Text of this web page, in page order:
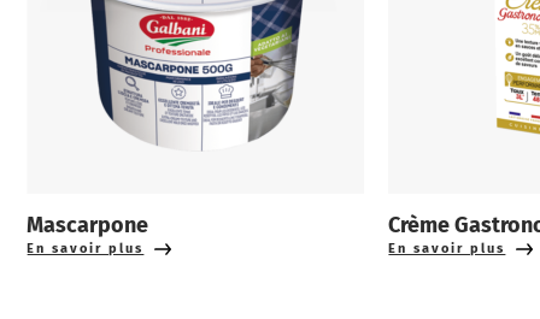
Mascarpone
En savoir plus
Crème
En savoir plus